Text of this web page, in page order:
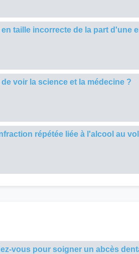
taille incorrecte de la part d'une
voir la science et la médecine ?
répétée liée à l'alcool au
vous pour soigner un abcès